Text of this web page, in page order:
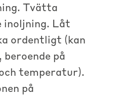
Tvätta
inoljning. Låt
ordentligt (kan
på
temperatur).
på